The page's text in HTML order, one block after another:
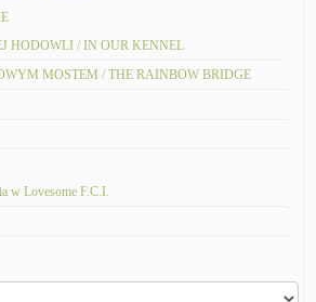
HODOWLI / IN OUR KENNEL
MOSTEM / THE RAINBOW BRIDGE
w Lovesome F.C.I.